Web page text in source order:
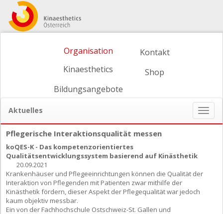
Organisation
Kinaesthetics
Bildungsangebote
Kontakt
Shop
Aktuelles
ein-/
Pflegerische Interaktionsqualität messen
koQES-K - Das kompetenzorientiertes
Qualitätsentwicklungssystem basierend auf Kinästhetik
20.09.2021
Krankenhäuser und Pflegeeinrichtungen können die Qualität der
Interaktion von Pflegenden mit Patienten zwar mithilfe der
Kinästhetik fördern, dieser Aspekt der Pflegequalität war jedoch
kaum objektiv messbar.
Ein von der Fachhochschule Ostschweiz-St. Gallen und